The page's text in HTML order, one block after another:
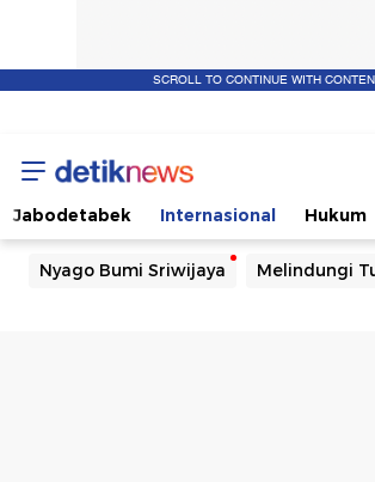
SCROLL TO CONTINUE WITH
Jabodetabek Internasional Hukum
Nyago Bumi Sriwijaya Melindungi